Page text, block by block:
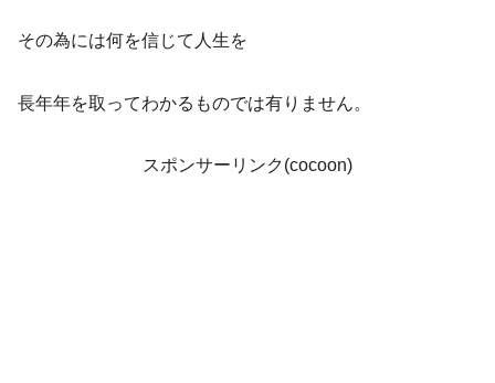
その為には何を信じて人生を
長年年を取ってわかるものでは有りません。
スポンサーリンク(cocoon)